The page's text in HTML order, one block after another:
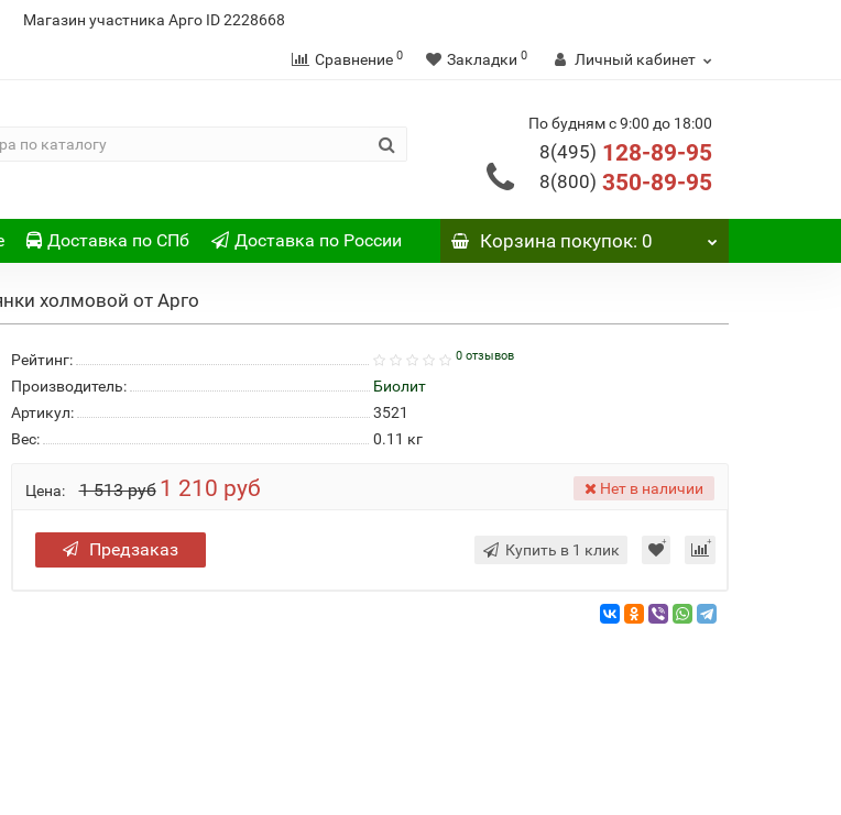
Магазин участника Арго ID 2228668
Сравнение 0 Закладки 0 Личный кабинет
По будням с 9:00 до 18:00
8(495) 128-89-95
8(800) 350-89-95
Доставка по СПб Доставка по России Корзинапокупок: 0
холмовой от Арго
Рейтинг: 0 отзывов
Производитель:
Биолит
Артикул:
3521
Вес:
0.11 кг
Цена: 1 513 руб 1 210 руб Нет в наличии
Предзаказ Купить в 1 клик